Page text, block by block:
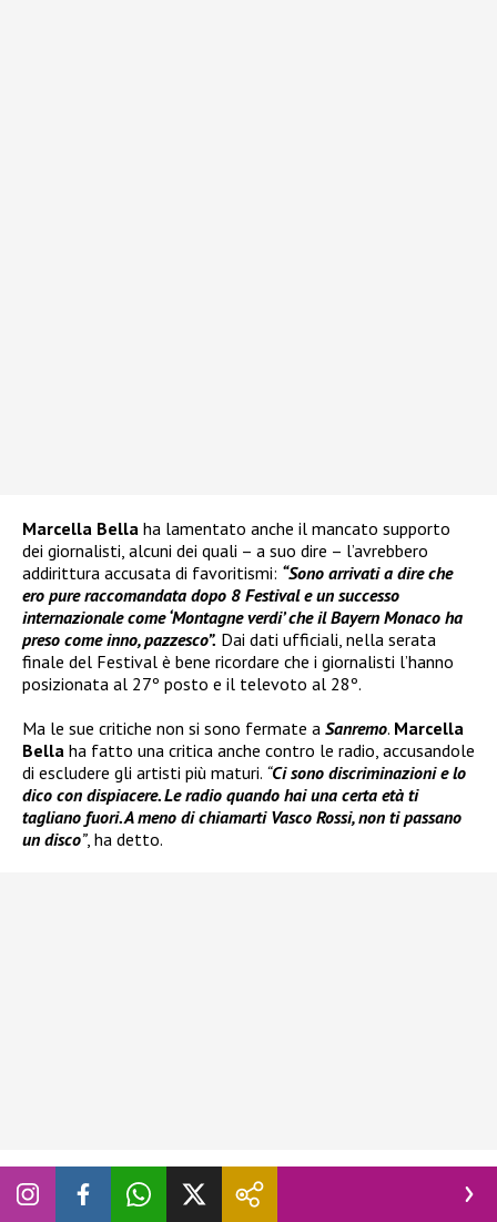
Marcella Bella ha lamentato anche il mancato supporto
dei giornalisti, alcuni dei quali – a suo dire – l’avrebbero
addirittura accusata di favoritismi: “Sono arrivati a dire che
ero pure raccomandata dopo 8 Festival e un successo
internazionale come ‘Montagne verdi’ che il Bayern Monaco ha
preso come inno, pazzesco”. Dai dati ufficiali, nella serata
finale del Festival è bene ricordare che i giornalisti l’hanno
posizionata al 27º posto e il televoto al 28º.
Ma le sue critiche non si sono fermate a Sanremo. Marcella
Bella ha fatto una critica anche contro le radio, accusandole
di escludere gli artisti più maturi. “Ci sono discriminazioni e lo
dico con dispiacere. Le radio quando hai una certa età ti
tagliano fuori. A meno di chiamarti Vasco Rossi, non ti passano
un disco”, ha detto.
A dare un’altra versione della storia, fronte radio, è
intervenuto il giornalista e conduttore radiofonico